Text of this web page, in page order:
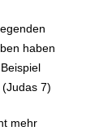
haben
7)
mehr